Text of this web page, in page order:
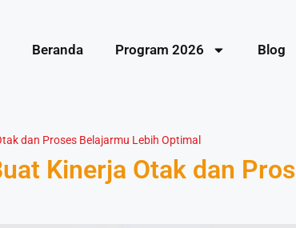
Beranda Program 2026 Blog
dan Proses Belajarmu Lebih Optimal
Kinerja Otak dan